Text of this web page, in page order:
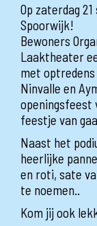
Op zaterdag
Spoorwijk!
Bewoners
Laaktheater
met
Ninvalle en
openingsfeest
feestje van
Naast het
heerlijke
en roti, sate
te noemen..
Kom jij ook